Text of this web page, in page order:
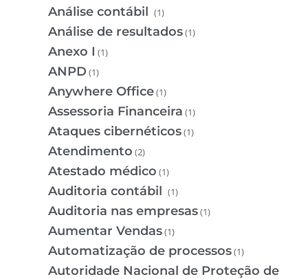
Análise contábil (1)
Análise de resultados(1)
Anexo I (1)
ANPD (1)
Anywhere Office(1)
Assessoria Financeira (1)
Ataques cibernéticos(1)
Atendimento (2)
Atestado médico (1)
Auditoria contábil (1)
Auditoria nas empresas(1)
Aumentar Vendas(1)
Automatização de processos(1)
Autoridade Nacional de Proteção de